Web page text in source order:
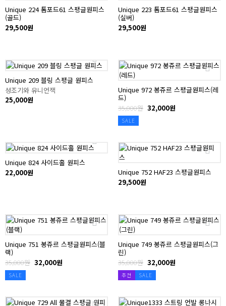
Unique 224 톰포드61 스팽글원피스
(골드)
29,500원
Unique 223 톰포드61 스팽글원피스
(실버)
29,500원
Unique 209 블링 스팽글 원피스
성조기와 유니언잭
25,000원
Unique 972 봉쥬르 스팽글원피스(레
드)
35,000원 32,000원
SALE
Unique 824 사이드홀 원피스
22,000원
Unique 752 HAF23 스팽글원피스
29,500원
Unique 751 봉쥬르 스팽글원피스(블
랙)
35,000원 32,000원
SALE
Unique 749 봉쥬르 스팽글원피스(그
린)
35,000원 32,000원
추천 SALE